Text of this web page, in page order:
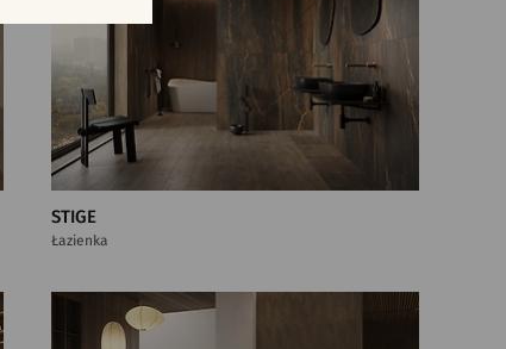
STIGE
Łazienka